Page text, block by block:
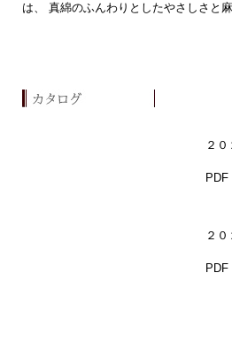
は、 真綿のふんわりとしたやさしさと
２
PDF
２
PDF